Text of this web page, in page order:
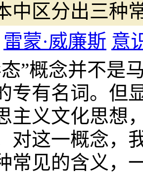
中区分出三种
雷蒙·威廉斯 意
”概念并不是
专有名词。但
主义文化思想
对这一概念，
常见的含义，